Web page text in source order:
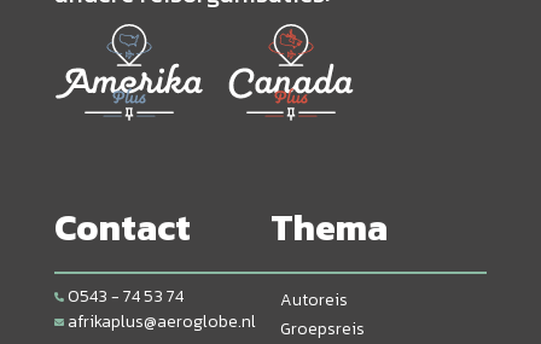
Contact
0543 - 74 53 74
afrikaplus@aeroglobe.nl
Thema
Autoreis
Groepsreis